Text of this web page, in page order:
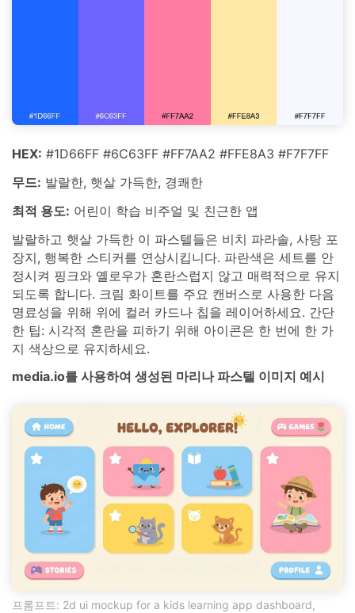
HEX: #1D66FF #6C63FF #FF7AA2 #FFE8A3 #F7F7FF
무드: 발랄한, 햇살 가득한, 경쾌한
최적 용도: 어린이 학습 비주얼 및 친근한 앱
발랄하고 햇살 가득한 이 파스텔들은 비치 파라솔, 사탕 포
장지, 행복한 스티커를 연상시킵니다. 파란색은 세트를 안
정시켜 핑크와 옐로우가 혼란스럽지 않고 매력적으로 유지
되도록 합니다. 크림 화이트를 주요 캔버스로 사용한 다음
명료성을 위해 위에 컬러 카드나 칩을 레이어하세요. 간단
한 팁: 시각적 혼란을 피하기 위해 아이콘은 한 번에 한 가
지 색상으로 유지하세요.
media.io를 사용하여 생성된 마리나 파스텔 이미지 예시
프롬프트: 2d ui mockup for a kids learning app dashboard,